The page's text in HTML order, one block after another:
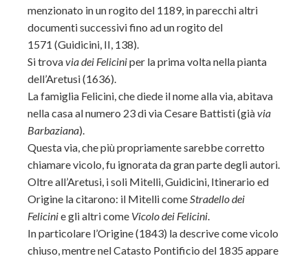
menzionato in un rogito del 1189, in parecchi altri
documenti successivi fino ad un rogito del
1571 (Guidicini, II, 138).
Si trovavia dei Feliciniper la prima volta nella pianta
dell’Aretusi (1636).
La famiglia Felicini, che diede il nome alla via, abitava
nella casa al numero 23 di via Cesare Battisti (giàvia
Barbaziana).
Questa via, che più propriamente sarebbe corretto
chiamare vicolo, fu ignorata da gran parte degli autori.
Oltre all’Aretusi, i soli Mitelli, Guidicini, Itinerario ed
Origine la citarono: il Mitelli comeStradello dei
Felicinie gli altri come Vicolo dei Felicini.
In particolare l’Origine (1843) la descrive come vicolo
chiuso, mentre nel Catasto Pontificio del 1835 appare